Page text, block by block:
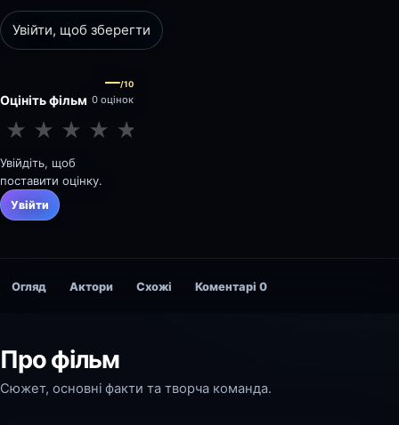
Увійти, щоб зберегти
Оцініть фільм
—/10
0 оцінок
★ ★ ★ ★ ★
Увійдіть, щоб
поставити оцінку.
Увійти
Огляд Актори Схожі Коментарі 0
Про фільм
Сюжет, основні факти та творча команда.